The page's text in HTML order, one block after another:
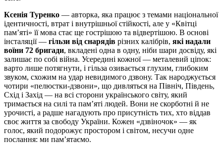
Ксенія Туренко — авторка, яка працює з темами національної
ідентичності, втрат і внутрішньої стійкості, але у «Квітці
пам’яті» її мова стає ще гострішою та відвертішою. В основі
інсталяції — гільзи від снарядів різних калібрів, які надали
воїни 72 бригади, вкладені одна в одну, ніби шари досвіду, які
залишає по собі війна. Усередині кожної — металевий ціпок:
варто лише потягнути, і гільза озивається глухим, глибоким
звуком, схожим на удар невидимого дзвону. Так народжується
чотири «пелюстки-дзвони», що дивляться на Північ, Південь,
Схід і Захід — на всі сторони українського світу, який
тримається на силі та пам’яті людей. Вони не скорботні й не
урочисті, а радше нагадують про присутність тих, хто віддав
своє життя за свободу України. Кожен «дзвіночок» — як
голос, який подорожує простором і світом, несучи одне
послання: ми пам’ятаємо.